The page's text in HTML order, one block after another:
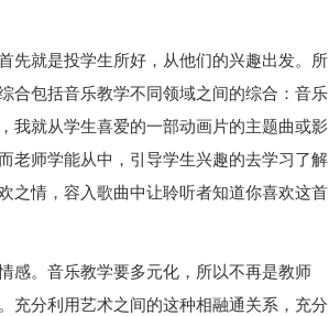
先就是投学生所好，从他们的兴趣出发。所
合包括音乐教学不同领域之间的综合：音乐
我就从学生喜爱的一部动画片的主题曲或影
老师学能从中，引导学生兴趣的去学习了解
之情，容入歌曲中让聆听者知道你喜欢这首
感。音乐教学要多元化，所以不再是教师
充分利用艺术之间的这种相融通关系，充分